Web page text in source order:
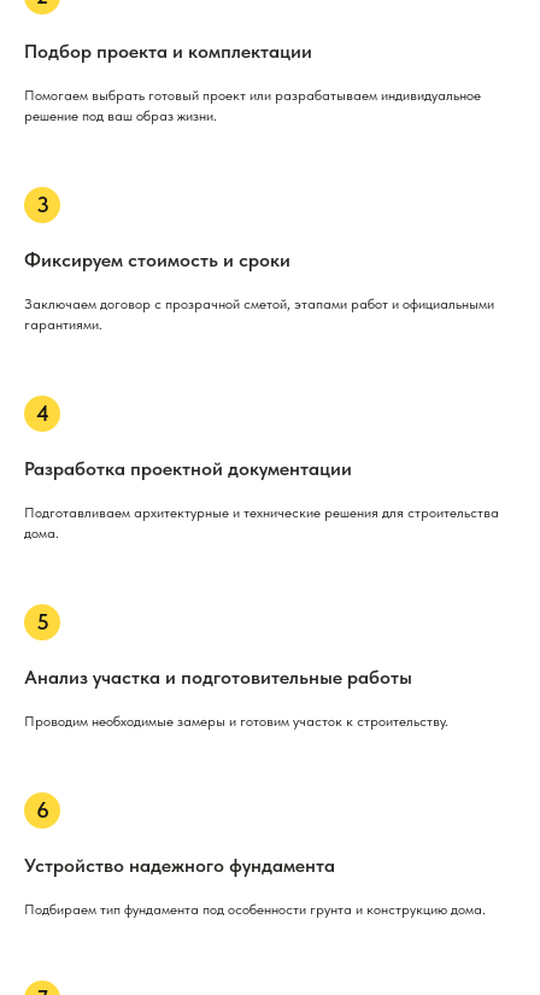
Подбор проекта и комплектации
Помогаем выбрать готовый проект или разрабатываем индивидуальное
решение под ваш образ жизни.
Фиксируем стоимость и сроки
Заключаем договор с прозрачной сметой, этапами работ и официальными
гарантиями.
Разработка проектной документации
Подготавливаем архитектурные и технические решения для строительства
дома.
Анализ участка и подготовительные работы
Проводим необходимые замеры и готовим участок к строительству.
Устройство надежного фундамента
Подбираем тип фундамента под особенности грунта и конструкцию дома.